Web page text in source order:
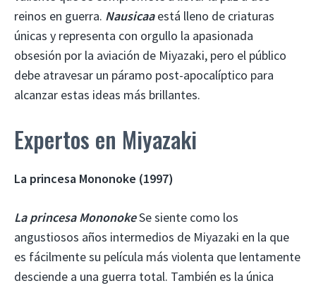
reinos en guerra. Nausicaaestá lleno de criaturas
únicas y representa con orgullo la apasionada
obsesión por la aviación de Miyazaki, pero el público
debe atravesar un páramo post-apocalíptico para
alcanzar estas ideas más brillantes.
Expertos en Miyazaki
La princesa Mononoke (1997)
La princesa MononokeSe siente como los
angustiosos años intermedios de Miyazaki en la que
es fácilmente su película más violenta que lentamente
desciende a una guerra total. También es la única